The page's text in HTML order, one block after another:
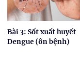
Bài 3: Sốt xuất huyết
Dengue (ôn bệnh)